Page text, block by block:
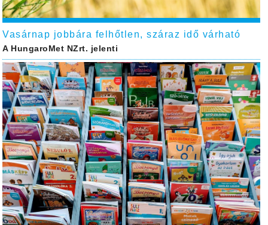
Vasárnap jobbára felhőtlen, száraz idő várható
A HungaroMet NZrt. jelenti